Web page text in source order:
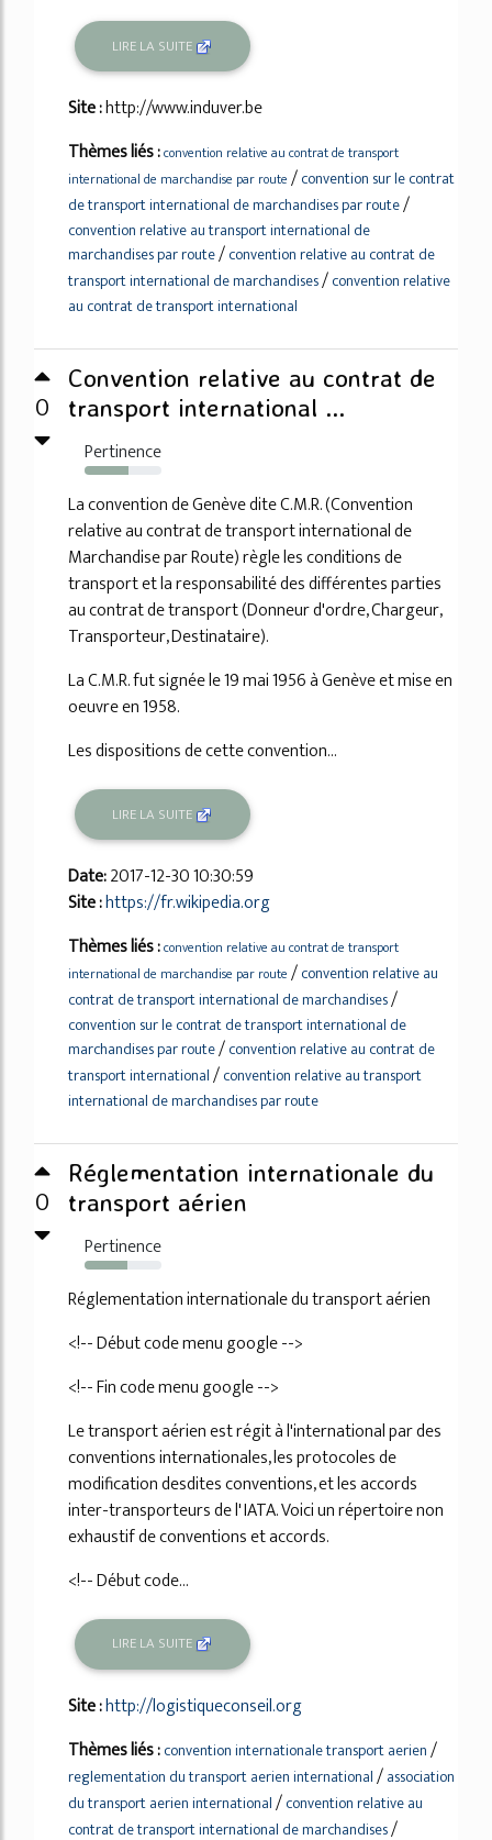
LIRE LA SUITE
Site :http://www.induver.be
Thèmes liés :convention relative au contrat de transport
international de marchandise par route /convention sur le contrat
de transport international de marchandises par route/
convention relative au transport international de
marchandises par route/convention relative au contrat de
transport international de marchandises/convention relative
au contrat de transport international
0
Convention relative au contrat de
transport international ...
Pertinence
57%
La convention de Genève dite C.M.R. (Convention
relative au contrat de transport international de
Marchandise par Route) règle les conditions de
transport et la responsabilité des différentes parties
au contrat de transport (Donneur d'ordre, Chargeur,
Transporteur, Destinataire).
La C.M.R. fut signée le 19 mai 1956 à Genève et mise en
oeuvre en 1958.
Les dispositions de cette convention...
LIRE LA SUITE
Date:2017-12-30 10:30:59
Site :https://fr.wikipedia.org
Thèmes liés :convention relative au contrat de transport
international de marchandise par route /convention relative au
contrat de transport international de marchandises/
convention sur le contrat de transport international de
marchandises par route/convention relative au contrat de
transport international/convention relative au transport
international de marchandises par route
0
Réglementation internationale du
transport aérien
Pertinence
56%
Réglementation internationale du transport aérien
<!-- Début code menu google -->
<!-- Fin code menu google -->
Le transport aérien est régit à l'international par des
conventions internationales, les protocoles de
modification desdites conventions, et les accords
inter-transporteurs de l' IATA. Voici un répertoire non
exhaustif de conventions et accords.
<!-- Début code...
LIRE LA SUITE
Site :http://logistiqueconseil.org
Thèmes liés :convention internationale transport aerien/
reglementation du transport aerien international/association
du transport aerien international/convention relative au
contrat de transport international de marchandises/